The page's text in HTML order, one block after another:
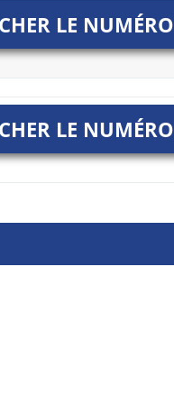
LE NUMÉRO
LE NUMÉRO